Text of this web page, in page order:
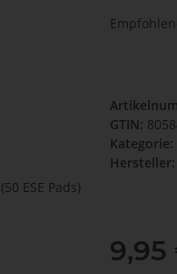
GTIN:
Kategorie:
Hersteller:
9,95